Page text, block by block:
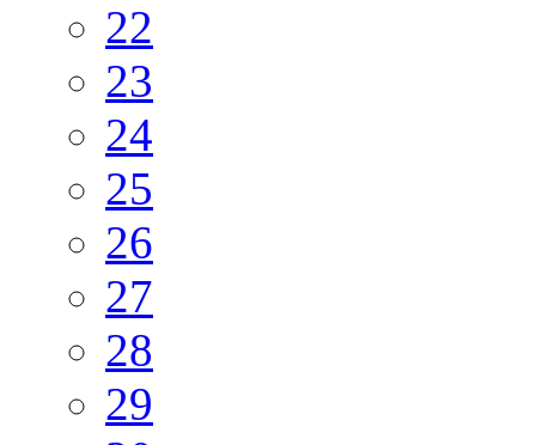
22
23
24
25
26
27
28
29